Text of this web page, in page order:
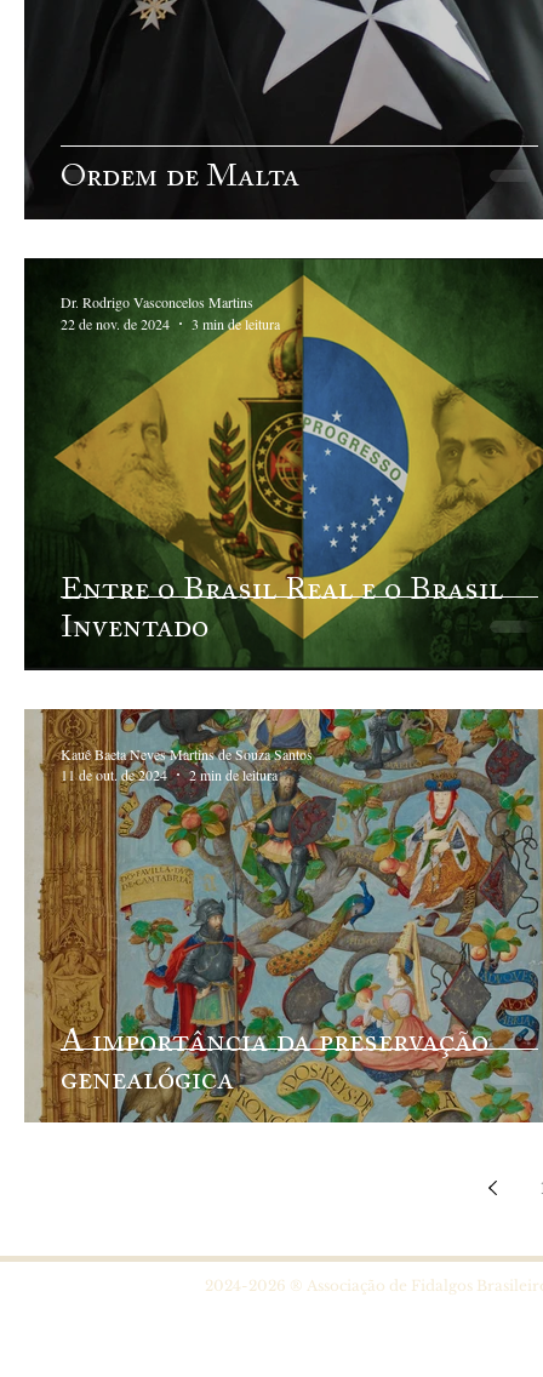
Ordem de Malta
Entre o Brasil Real e o Brasil
Inventado
Dr. Rodrigo Vasconcelos Martins
22 de nov. de 2024
3 min de leitura
A importância da preservação
genealógica
Kauê Baeta Neves Martins de Souza Santos
11 de out. de 2024
2 min de leitura
2024-2026 ® Associação de Fidalgos